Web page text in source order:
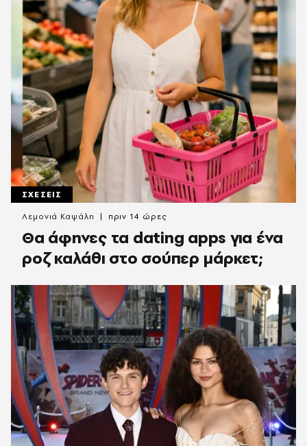
ΣΧΕΣΕΙΣ
Θα άφηνες τα dating apps για ένα
ροζ καλάθι στο σούπερ μάρκετ;
Λεμονιά Καψάλη πριν 14 ώρες